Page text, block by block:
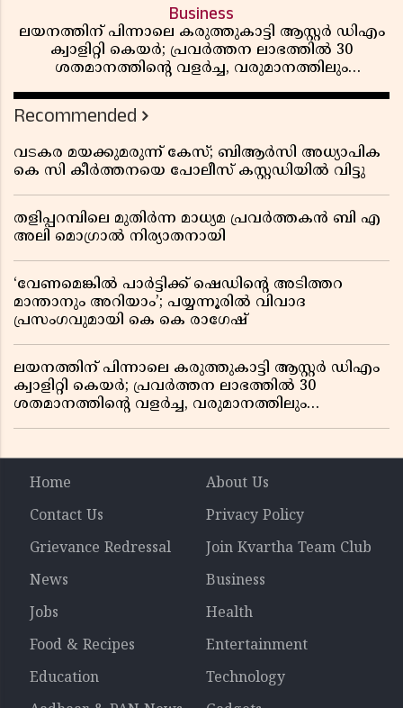
Business
ലയനത്തിന് പിന്നാലെ കരുത്തുകാട്ടി ആസ്റ്റർ ഡിഎം
ക്വാളിറ്റി കെയർ; പ്രവർത്തന ലാഭത്തിൽ 30
ശതമാനത്തിൻ്റെ വളർച്ച, വരുമാനത്തിലും
റിപ്പോർട്ട് പുറത്ത്
Recommended
വടകര മയക്കുമരുന്ന് കേസ്; ബിആർസി അധ്യാപിക
കെ സി കീർത്തനയെ പോലീസ് കസ്റ്റഡിയിൽ വിട്ടു
തളിപ്പറമ്പിലെ മുതിർന്ന മാധ്യമ പ്രവർത്തകൻ ബി എ
അലി മൊഗ്രാൽ നിര്യാതനായി
‘വേണമെങ്കിൽ പാർട്ടിക്ക് ഷെഡിൻ്റെ അടിത്തറ
മാന്താനും അറിയാം’; പയ്യന്നൂരിൽ വിവാദ
പ്രസംഗവുമായി കെ കെ രാഗേഷ്
ലയനത്തിന് പിന്നാലെ കരുത്തുകാട്ടി ആസ്റ്റർ ഡിഎം
ക്വാളിറ്റി കെയർ; പ്രവർത്തന ലാഭത്തിൽ 30
ശതമാനത്തിൻ്റെ വളർച്ച, വരുമാനത്തിലും
Home
About Us
Contact Us
Privacy Policy
Grievance Redressal
Join Kvartha Team Club
News
Business
Jobs
Health
Food & Recipes
Entertainment
Education
Technology